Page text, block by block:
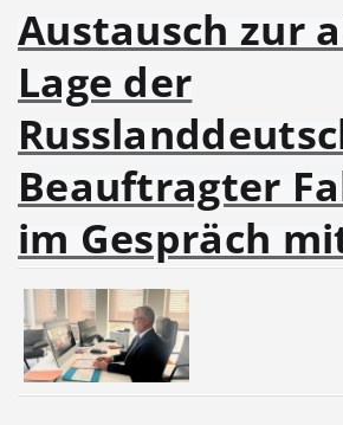
Austausch zur
Lage der
Beauftragter
im Gespräch